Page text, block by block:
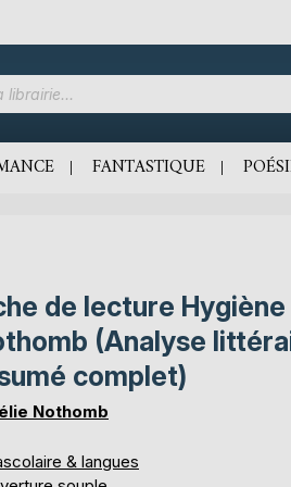
FANTASTIQUE
de lecture
(Analyse
complet)
Nothomb
& langues